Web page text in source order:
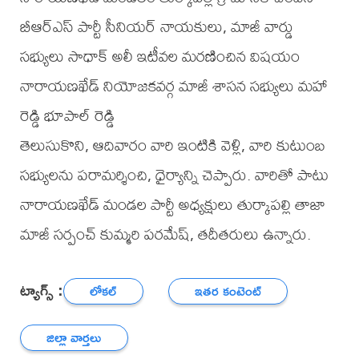
బీఆర్ఎస్ పార్టీ సీనియర్ నాయకులు, మాజీ వార్డు
సభ్యులు సాధాక్ అలీ ఇటీవల మరణించిన విషయం
నారాయణఖేడ్ నియోజకవర్గ మాజీ శాసన సభ్యులు మహా
రెడ్డి భూపాల్ రెడ్డి
తెలుసుకొని, ఆదివారం వారి ఇంటికి వెళ్లి, వారి కుటుంబ
సభ్యులను పరామర్శించి, ధైర్యాన్ని చెప్పారు. వారితో పాటు
నారాయణఖేడ్ మండల పార్టీ అధ్యక్షులు తుర్కాపల్లి తాజా
మాజీ సర్పంచ్ కుమ్మరి పరమేష్, తదీతరులు ఉన్నారు.
ట్యాగ్స్ : లోకల్
ఇతర కంటెంట్
జిల్లా వార్తలు